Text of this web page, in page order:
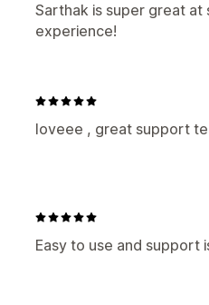
Sarthak is super great at
experience!
loveee , great support
Easy to use and support